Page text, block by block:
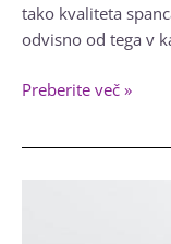
tako kvaliteta
odvisno od tega v
Načini
Preberite več »